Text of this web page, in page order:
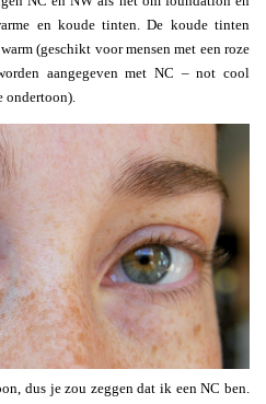
en koude tinten. De koude tinten
(geschikt voor mensen met een roze
aangegeven met NC – not cool
ondertoon).
dus je zou zeggen dat ik een NC ben.